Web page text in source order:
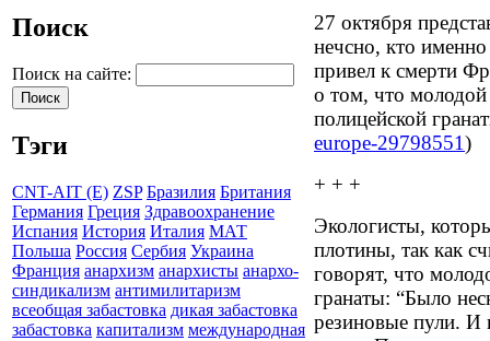
Поиск
Поиск на сайте:
Тэги
CNT-AIT (E) ZSP Бразилия Британия
Германия Греция Здравоохранение
Испания История Италия МАТ
Польша Россия Сербия Украина
Франция анархизм анархисты анархо-
синдикализм антимилитаризм
всеобщая забастовка дикая забастовка
забастовка капитализм международная
27 октября
нечсно, кто
привел к смерти
о том, что молодой
полицейской
europe-29798551)
+ + +
Экологисты,
плотины, так как
говорят, что
гранаты: “Было
резиновые пули. И